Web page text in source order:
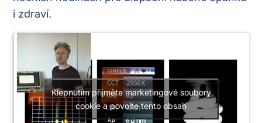
i zdraví.
Klepnutím přijměte marketingové soubory
cookie a povolte tento obsah